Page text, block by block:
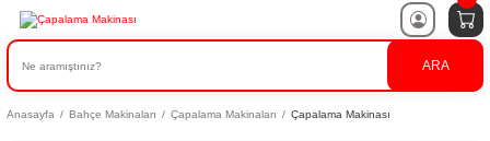
ARA
Anasayfa Bahçe Makinaları Çapalama Makinaları Çapalama Makinası